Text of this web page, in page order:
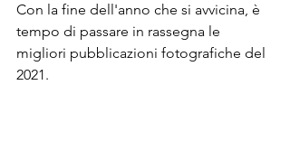
Con la fine dell'anno che si avvicina, è
tempo di passare in rassegna le
migliori pubblicazioni fotografiche del
2021.